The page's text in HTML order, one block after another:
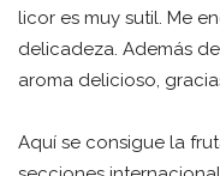
licor es muy sutil. Me
delicadeza. Además
aroma delicioso,
Aquí se consigue la